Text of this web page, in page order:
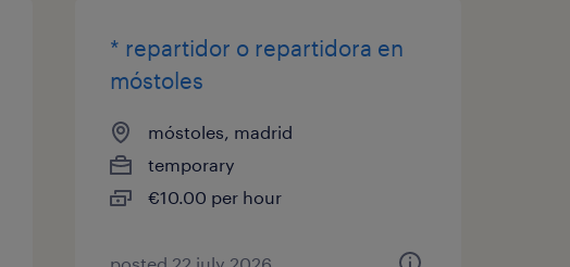
* repartidor o repartidora en
móstoles
móstoles, madrid
temporary
€10.00 per hour